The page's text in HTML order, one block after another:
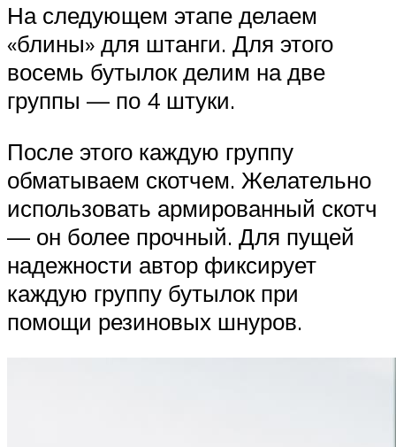
На следующем этапе делаем
«блины» для штанги. Для этого
восемь бутылок делим на две
группы — по 4 штуки.
После этого каждую группу
обматываем скотчем. Желательно
использовать армированный скотч
— он более прочный. Для пущей
надежности автор фиксирует
каждую группу бутылок при
помощи резиновых шнуров.